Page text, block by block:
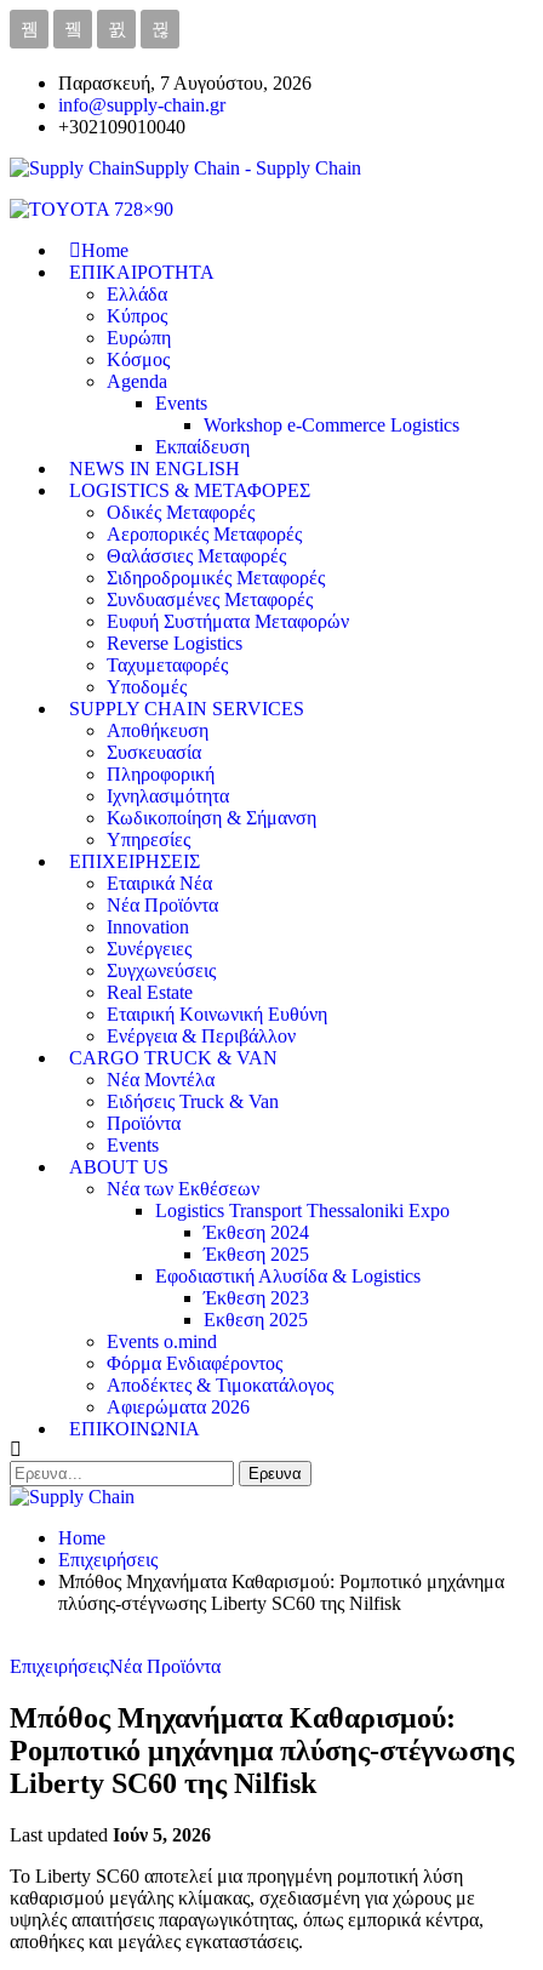
Παρασκευή, 7 Αυγούστου, 2026
info@supply-chain.gr
+302109010040
Supply Chain - Supply Chain
Home
ΕΠΙΚΑΙΡΟΤΗΤΑ
Ελλάδα
Κύπρος
Ευρώπη
Κόσμος
Agenda
Events
Workshop e-Commerce Logistics
Εκπαίδευση
NEWS IN ENGLISH
LOGISTICS & ΜΕΤΑΦΟΡΕΣ
Οδικές Μεταφορές
Αεροπορικές Μεταφορές
Θαλάσσιες Μεταφορές
Σιδηροδρομικές Μεταφορές
Συνδυασμένες Μεταφορές
Ευφυή Συστήματα Μεταφορών
Reverse Logistics
Ταχυμεταφορές
Υποδομές
SUPPLY CHAIN SERVICES
Αποθήκευση
Συσκευασία
Πληροφορική
Ιχνηλασιμότητα
Κωδικοποίηση & Σήμανση
Υπηρεσίες
ΕΠΙΧΕΙΡΗΣΕΙΣ
Εταιρικά Νέα
Νέα Προϊόντα
Innovation
Συνέργειες
Συγχωνεύσεις
Real Estate
Εταιρική Κοινωνική Ευθύνη
Ενέργεια & Περιβάλλον
CARGO TRUCK & VAN
Νέα Μοντέλα
Ειδήσεις Truck & Van
Προϊόντα
Events
ABOUT US
Νέα των Εκθέσεων
Logistics Transport Thessaloniki Expo
Έκθεση 2024
Έκθεση 2025
Εφοδιαστική Αλυσίδα & Logistics
Έκθεση 2023
Εκθεση 2025
Events o.mind
Φόρμα Ενδιαφέροντος
Αποδέκτες & Τιμοκατάλογος
Αφιερώματα 2026
ΕΠΙΚΟΙΝΩΝΙΑ
Home
Επιχειρήσεις
Μπόθος Μηχανήματα Καθαρισμού: Ρομποτικό μηχάνημα
πλύσης-στέγνωσης Liberty SC60 της Nilfisk
ΕπιχειρήσειςΝέα Προϊόντα
Μπόθος Μηχανήματα Καθαρισμού:
Ρομποτικό μηχάνημα πλύσης-στέγνωσης
Liberty SC60 της Nilfisk
Last updated Ιούν 5, 2026
Το Liberty SC60 αποτελεί μια προηγμένη ρομποτική λύση
καθαρισμού μεγάλης κλίμακας, σχεδιασμένη για χώρους με
υψηλές απαιτήσεις παραγωγικότητας, όπως εμπορικά κέντρα,
αποθήκες και μεγάλες εγκαταστάσεις.